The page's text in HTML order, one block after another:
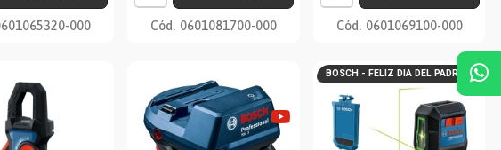
000 Cód. 0601081700-000 Cód. 0601069100-000
BOSCH - FELIZ DIA DEL PADRE